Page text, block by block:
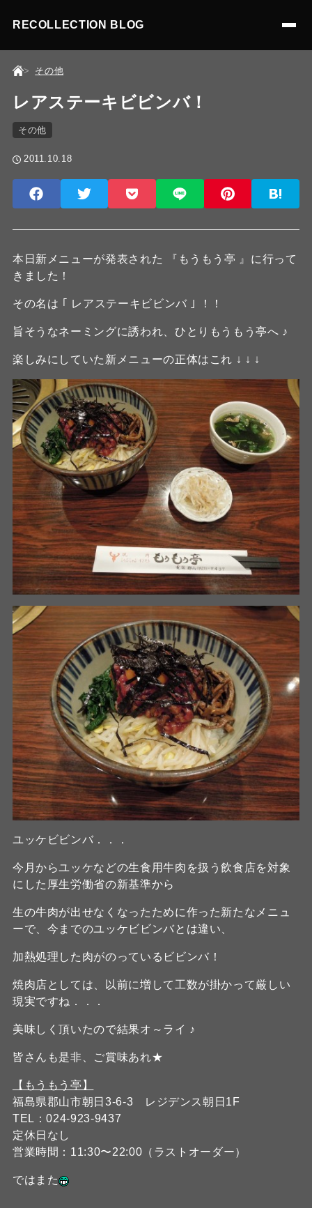
RECOLLECTION BLOG
その他
レアステーキビビンバ！
その他
2011.10.18
本日新メニューが発表された 『もうもう亭 』に行って
きました！
その名は ｢ レアステーキビビンバ ｣ ！！
旨そうなネーミングに誘われ、ひとりもうもう亭へ ♪
楽しみにしていた新メニューの正体はこれ ↓ ↓ ↓
ユッケビビンバ．．．
今月からユッケなどの生食用牛肉を扱う飲食店を対象
にした厚生労働省の新基準から
生の牛肉が出せなくなったために作った新たなメニュ
ーで、今までのユッケビビンバとは違い、
加熱処理した肉がのっているビビンバ！
焼肉店としては、以前に増して工数が掛かって厳しい
現実ですね．．．
美味しく頂いたので結果オ～ライ ♪
皆さんも是非、ご賞味あれ★
【もうもう亭】
福島県郡山市朝日3-6-3 レジデンス朝日1F
TEL：024-923-9437
定休日なし
営業時間：11:30〜22:00（ラストオーダー）
ではまた